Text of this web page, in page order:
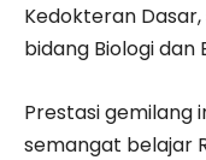
Kedokteran
bidang Biologi dan
Prestasi gemilang
semangat belajar